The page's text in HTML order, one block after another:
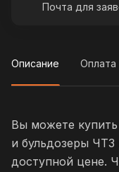
Почта для
Описание Оплата
Вы можете
и бульдозеры
доступной цене.